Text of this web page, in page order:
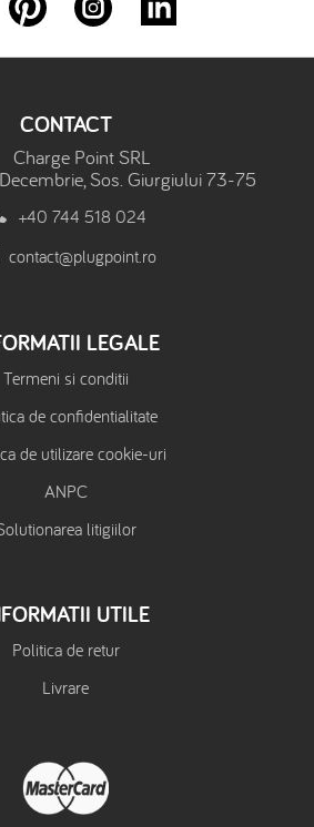
CONTACT
Charge Point SRL
Sos. Giurgiului 73-75
+40 744 518 024
contact@plugpoint.ro
LEGALE
Termeni si conditii
de confidentialitate
de utilizare cookie-uri
ANPC
litigiilor
UTILE
Politica de retur
Livrare